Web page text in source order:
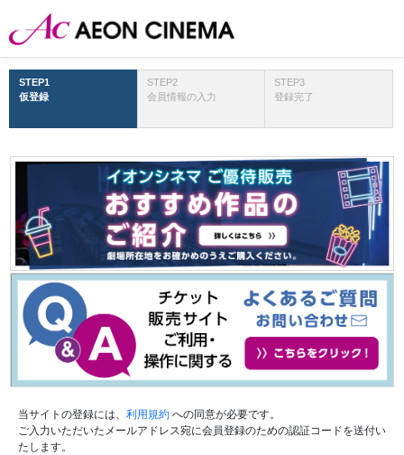
STEP1
仮登録
STEP2
会員情報の入力
STEP3
登録完了
当サイトの登録には、 利用規約への同意が必要です。
ご入力いただいたメールアドレス宛に会員登録のための認証コードを送付い
たします。